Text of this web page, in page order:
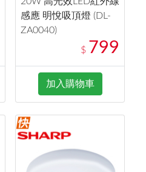
感應 明悅吸頂燈 (DL-
ZA0040)
$ 799
加入購物車